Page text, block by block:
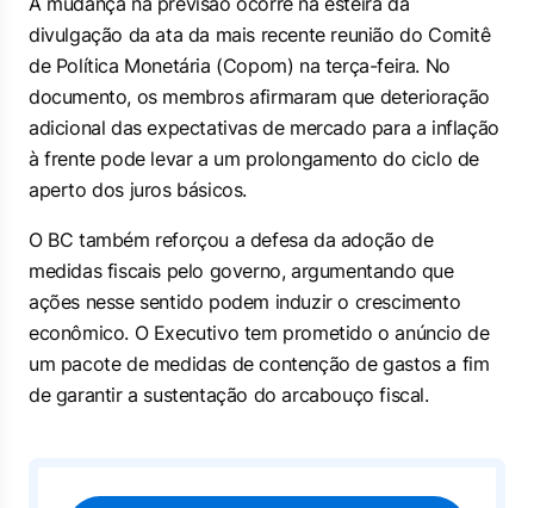
divulgação da ata da mais recente reunião do Comitê
de Política Monetária (Copom) na terça-feira. No
documento, os membros afirmaram que deterioração
adicional das expectativas de mercado para a inflação
à frente pode levar a um prolongamento do ciclo de
aperto dos juros básicos.
O BC também reforçou a defesa da adoção de
medidas fiscais pelo governo, argumentando que
ações nesse sentido podem induzir o crescimento
econômico. O Executivo tem prometido o anúncio de
um pacote de medidas de contenção de gastos a fim
de garantir a sustentação do arcabouço fiscal.